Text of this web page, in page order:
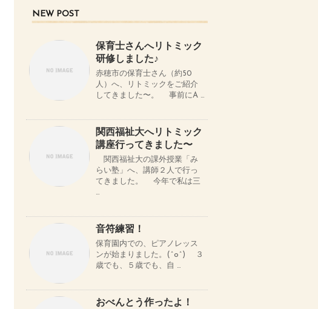
NEW POST
保育士さんへリトミック
研修しました♪
赤穂市の保育士さん（約50
人）へ、リトミックをご紹介
してきました〜。 事前にA …
関西福祉大へリトミック
講座行ってきました〜
関西福祉大の課外授業「み
らい塾」へ、講師２人で行っ
てきました。 今年で私は三
…
音符練習！
保育園内での、ピアノレッス
ンが始まりました。(^o^) ３
歳でも、５歳でも、自 …
おべんとう作ったよ！